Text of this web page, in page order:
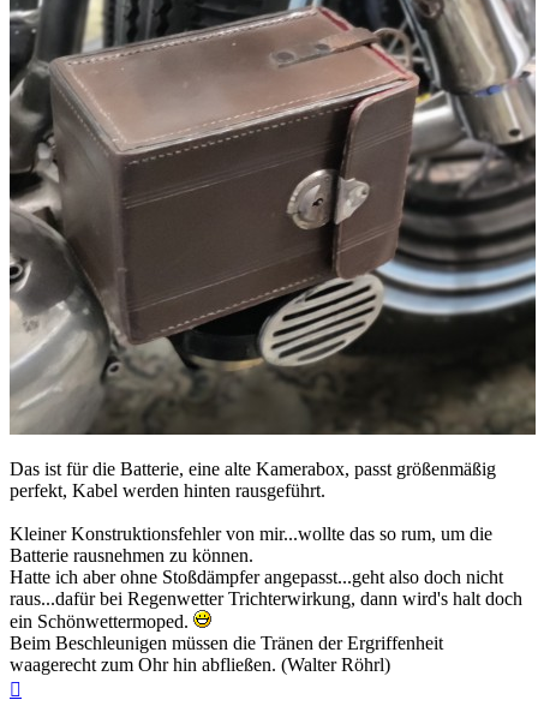
Das ist für die Batterie, eine alte Kamerabox, passt größenmäßig
perfekt, Kabel werden hinten rausgeführt.
Kleiner Konstruktionsfehler von mir...wollte das so rum, um die
Batterie rausnehmen zu können.
Hatte ich aber ohne Stoßdämpfer angepasst...geht also doch nicht
raus...dafür bei Regenwetter Trichterwirkung, dann wird's halt doch
ein Schönwettermoped.
Beim Beschleunigen müssen die Tränen der Ergriffenheit
waagerecht zum Ohr hin abfließen. (Walter Röhrl)